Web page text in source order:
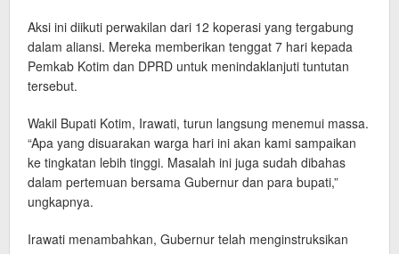
Aksi ini diikuti perwakilan dari 12 koperasi yang tergabung
dalam aliansi. Mereka memberikan tenggat 7 hari kepada
Pemkab Kotim dan DPRD untuk menindaklanjuti tuntutan
tersebut.
Wakil Bupati Kotim, Irawati, turun langsung menemui massa.
“Apa yang disuarakan warga hari ini akan kami sampaikan
ke tingkatan lebih tinggi. Masalah ini juga sudah dibahas
dalam pertemuan bersama Gubernur dan para bupati,”
ungkapnya.
Irawati menambahkan, Gubernur telah menginstruksikan